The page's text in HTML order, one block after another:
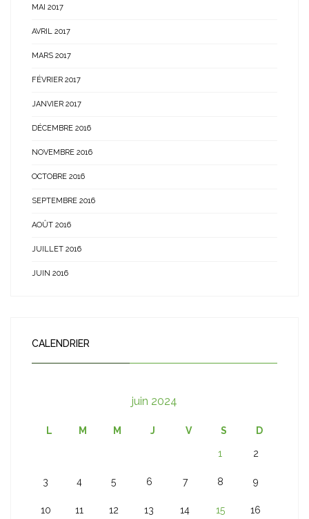
MAI 2017
AVRIL 2017
MARS 2017
FÉVRIER 2017
JANVIER 2017
DÉCEMBRE 2016
NOVEMBRE 2016
OCTOBRE 2016
SEPTEMBRE 2016
AOÛT 2016
JUILLET 2016
JUIN 2016
CALENDRIER
juin 2024
L M M J V S D
1 2
3 4 5 6 7 8 9
10 11 12 13 14 15 16